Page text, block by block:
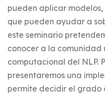
pueden aplicar
que pueden ayudar a
este seminario
conocer a la comunidad
computacional del NLP.
presentaremos una
permite decidir el grado